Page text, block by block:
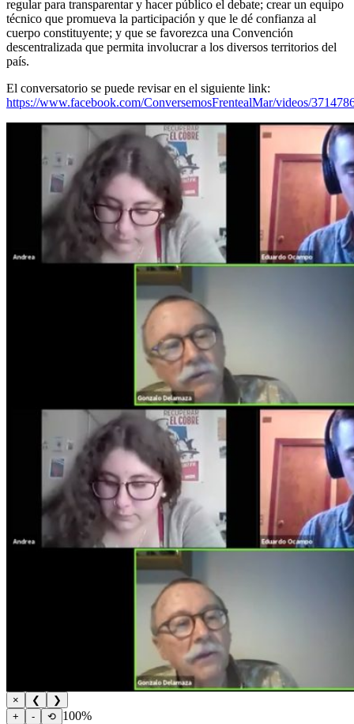
regular para transparentar y hacer público el debate; crear un equipo
técnico que promueva la participación y que le dé confianza al
cuerpo constituyente; y que se favorezca una Convención
descentralizada que permita involucrar a los diversos territorios del
país.
El conversatorio se puede revisar en el siguiente link:
https://www.facebook.com/ConversemosFrentealMar/videos/
× ❮
❯
+
- ⟲ 100%